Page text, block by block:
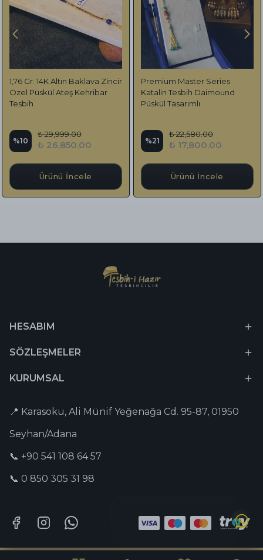
1,76 Gr. 14K Altın Baklava Zincir
Özel Püskül Ateş Kehribar
Tesbih
%10
₺ 29,999.00
₺ 26,850.00
Ürünü İncele
Premium Master Series
Katalin Tesbih Daimound
Püskül Tasarımlı
%21
₺ 22,580.00
₺ 17,800.00
Ürünü İncele
HESABIM
SÖZLEŞMELER
KURUMSAL
📍 Karasoku, Ali Münif Yeğenağa Cd. 95-87, 01950
Seyhan/Adana
📞 +90 541 108 64 57
📞 0 850 305 31 98